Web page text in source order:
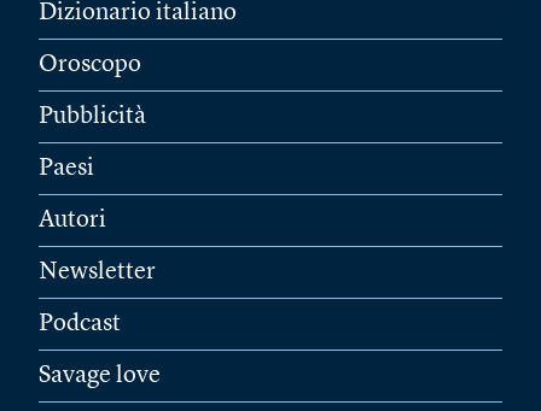
Dizionario italiano
Oroscopo
Pubblicità
Paesi
Autori
Newsletter
Podcast
Savage love